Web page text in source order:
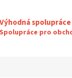
Výhodná spolupráce
Spolupráce pro